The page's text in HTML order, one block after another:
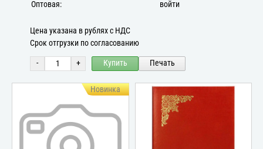
Оптовая:
войти
Цена указана в рублях с НДС
Срок отгрузки по согласованию
- + Купить Печать
Новинка